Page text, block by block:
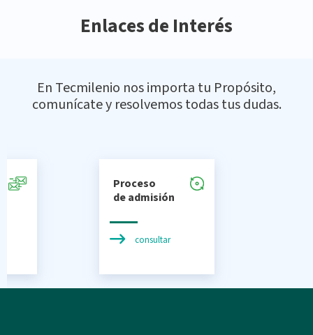
Enlaces de Interés
En Tecmilenio nos importa tu Propósito,
comunícate y resolvemos todas tus dudas.
Proceso
de admisión
consultar